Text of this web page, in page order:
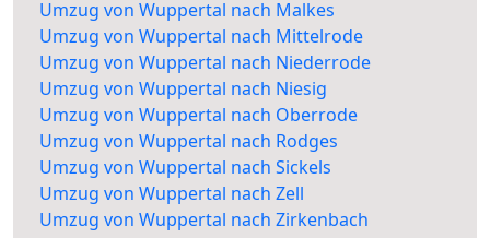
Umzug von Wuppertal nach Malkes
Umzug von Wuppertal nach Mittelrode
Umzug von Wuppertal nach Niederrode
Umzug von Wuppertal nach Niesig
Umzug von Wuppertal nach Oberrode
Umzug von Wuppertal nach Rodges
Umzug von Wuppertal nach Sickels
Umzug von Wuppertal nach Zell
Umzug von Wuppertal nach Zirkenbach